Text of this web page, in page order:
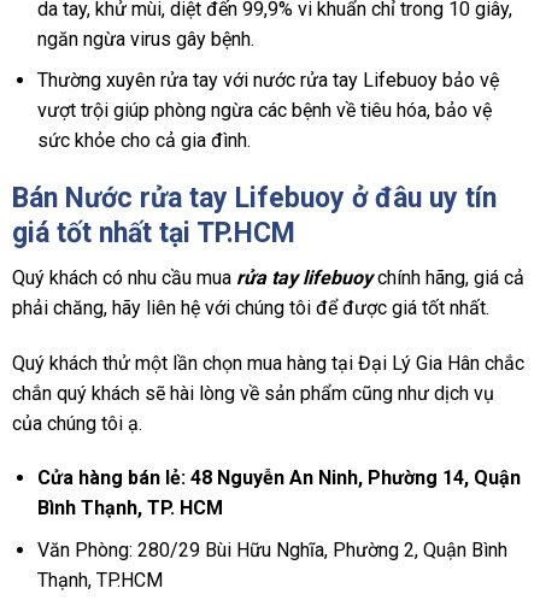
da tay, khử mùi, diệt đến 99,9% vi khuẩn chỉ trong 10 giây,
ngăn ngừa virus gây bệnh.
Thường xuyên rửa tay với nước rửa tay Lifebuoy bảo vệ
vượt trội giúp phòng ngừa các bệnh về tiêu hóa, bảo vệ
sức khỏe cho cả gia đình.
Bán Nước rửa tay Lifebuoy ở đâu uy tín
giá tốt nhất tại TP.HCM
Quý khách có nhu cầu mua rửa tay lifebuoychính hãng, giá cả
phải chăng, hãy liên hệ với chúng tôi để được giá tốt nhất.
Quý khách thử một lần chọn mua hàng tại Đại Lý Gia Hân chắc
chắn quý khách sẽ hài lòng về sản phẩm cũng như dịch vụ
của chúng tôi ạ.
Cửa hàng bán lẻ: 48 Nguyễn An Ninh, Phường 14, Quận
Bình Thạnh, TP. HCM
Văn Phòng: 280/29 Bùi Hữu Nghĩa, Phường 2, Quận Bình
Thạnh, TP.HCM